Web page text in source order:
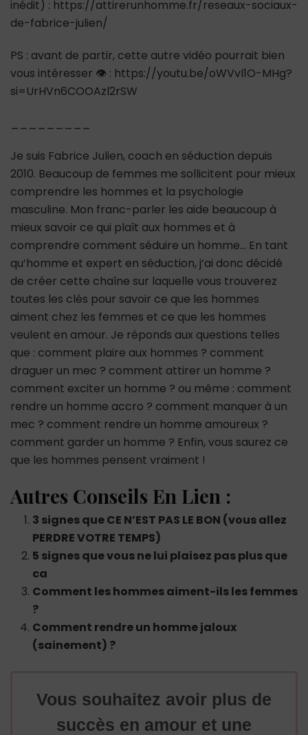
inédit) : https://attirerunhomme.fr/reseaux-sociaux-
de-fabrice-julien/
PS : avant de partir, cette autre vidéo pourrait bien
vous intéresser 👁 : https://youtu.be/oWVvI1O-MHg?
si=UrHVn6COOAzl2rSW
Je suis Fabrice Julien, coach en séduction depuis
2010. Beaucoup de femmes me sollicitent pour mieux
comprendre les hommes et la psychologie
masculine. Mon franc-parler les aide beaucoup à
mieux savoir ce qui plaît aux hommes et à
comprendre comment séduire un homme… En tant
qu’homme et expert en séduction, j’ai donc décidé
de créer cette chaîne sur laquelle vous trouverez
toutes les clés pour savoir ce que les hommes
aiment chez les femmes et ce que les hommes
veulent en amour. Je réponds aux questions telles
que : comment plaire aux hommes ? comment
draguer un mec ? comment attirer un homme ?
comment exciter un homme ? ou même : comment
rendre un homme accro ? comment manquer à un
mec ? comment rendre un homme amoureux ?
comment garder un homme ? Enfin, vous saurez ce
que les hommes pensent vraiment !
Autres Conseils En Lien :
3 signes que CE N’EST PAS LE BON (vous allez
PERDRE VOTRE TEMPS)
5 signes que vous ne lui plaisez pas plus que
ca
Comment les hommes aiment-ils les femmes
?
Comment rendre un homme jaloux
(sainement) ?
Vous souhaitez avoir plus de
succès en amour et une